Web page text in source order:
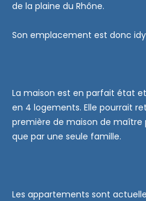
de la plaine du Rhône.
Son emplacement est donc
La maison est en parfait état
en 4 logements. Elle pourrait
première de maison de maître
que par une seule famille.
Les appartements sont